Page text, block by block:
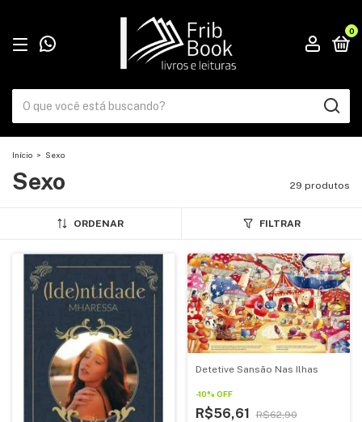
0
Início > Sexo
Sexo 29 produtos
ORDENAR FILTRAR
Detetive Sansão Nas Ilhas
-10% OFF
R$56,61
R$62,90